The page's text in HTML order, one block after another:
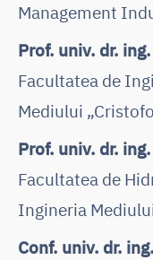
Management
Prof. univ. dr.
Facultatea de
Mediului
Prof. univ. dr.
Facultatea de
Ingineria
Conf. univ. dr.